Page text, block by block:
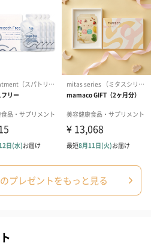
プション情報
します。お相手のご住所に直接お
です。お相手に直接手渡しする場
です。
プレゼントをもっと見る